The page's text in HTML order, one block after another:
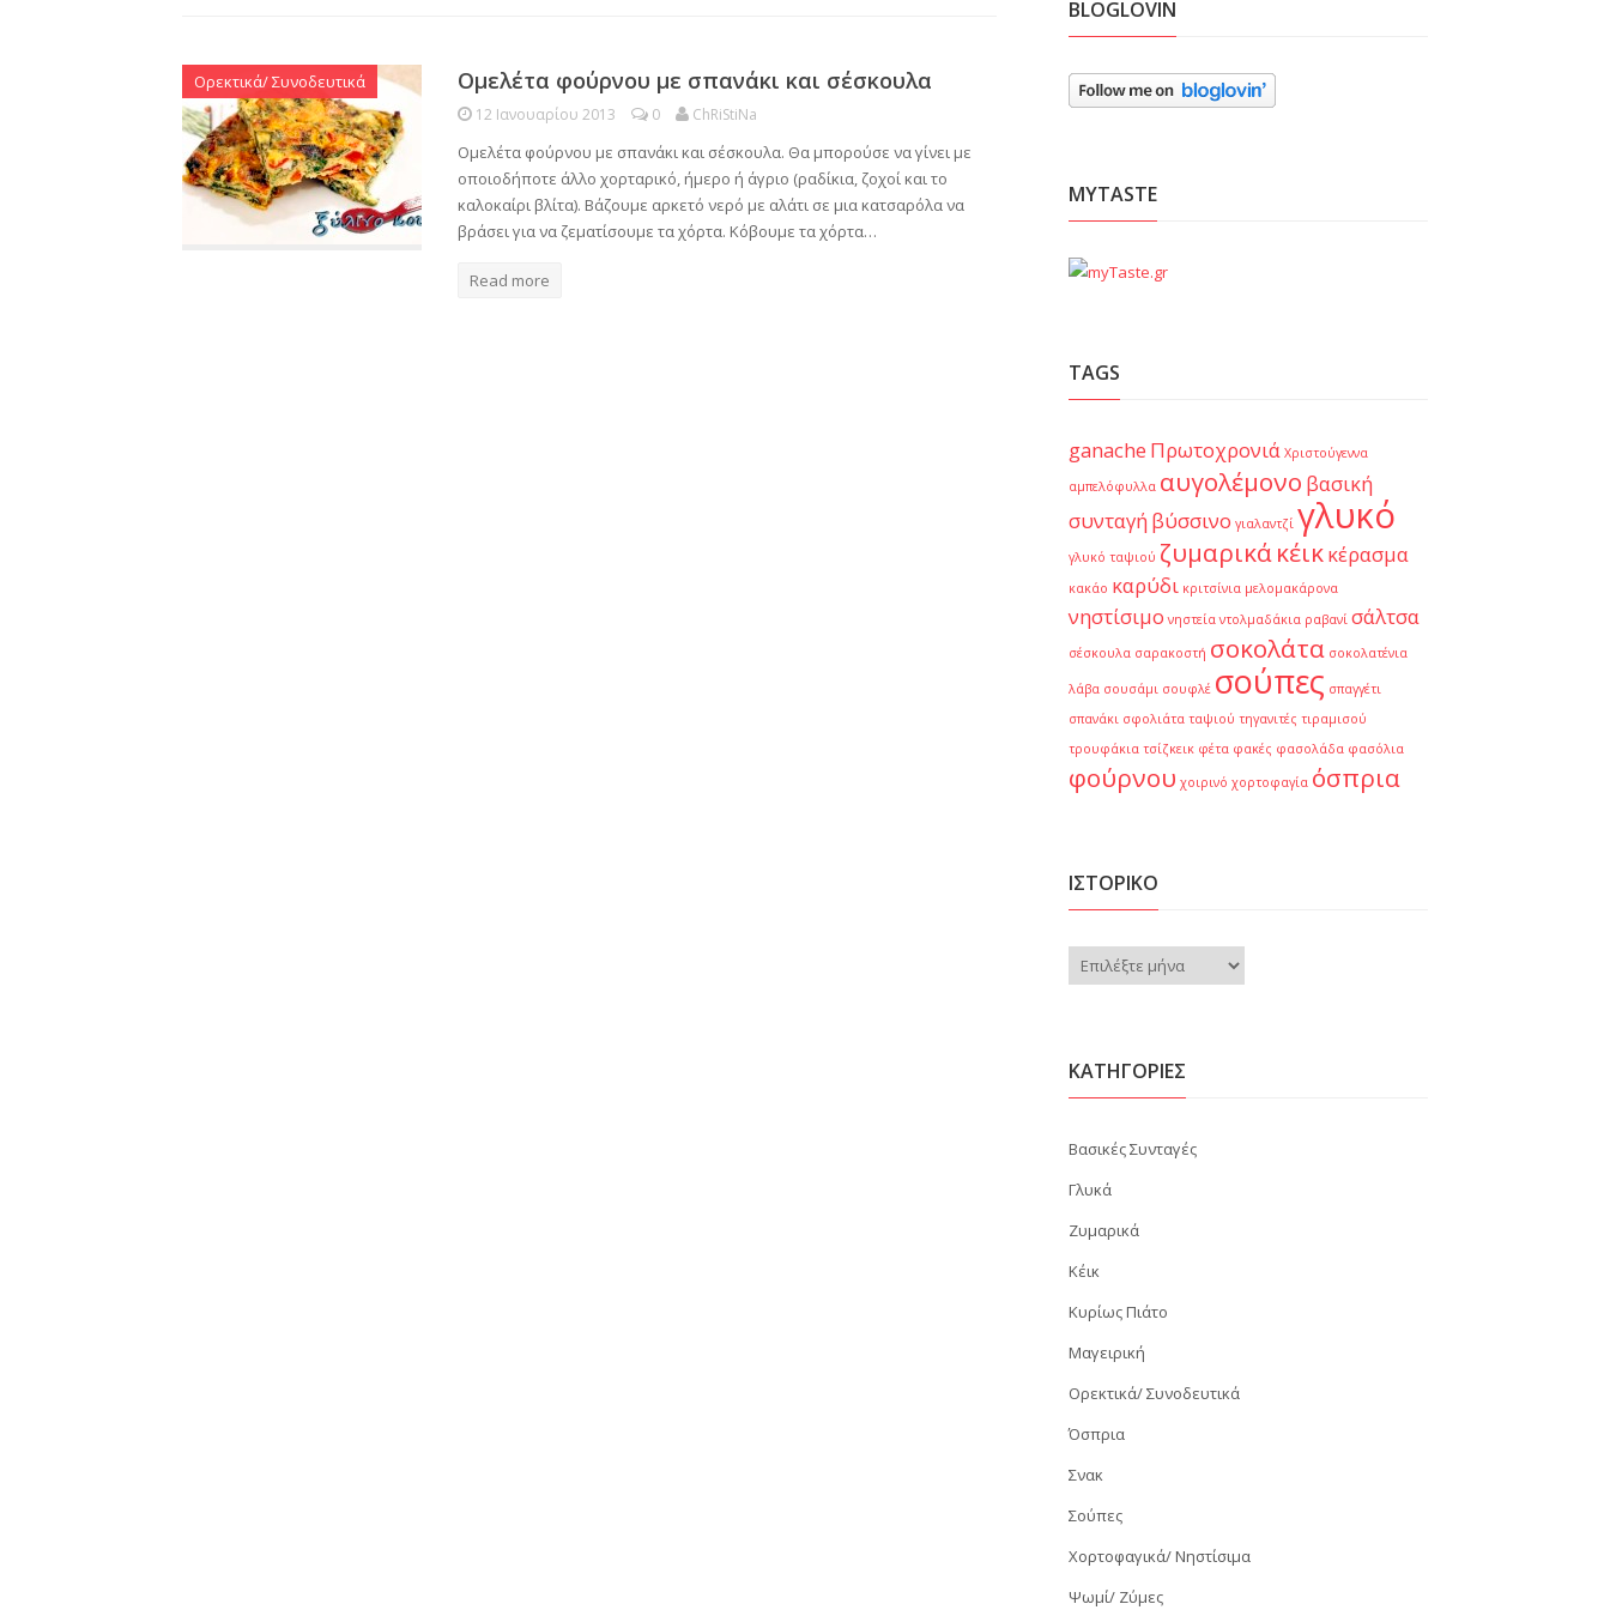
Ορεκτικά/ Συνοδευτικά Ομελέτα φούρνου με σπανάκι και σέσκουλα
12 Ιανουαρίου 2013 0 ChRiStiNa
Ομελέτα φούρνου με σπανάκι και σέσκουλα. Θα μπορούσε να γίνει με
οποιοδήποτε άλλο χορταρικό, ήμερο ή άγριο (ραδίκια, ζοχοί και το
καλοκαίρι βλίτα). Βάζουμε αρκετό νερό με αλάτι σε μια κατσαρόλα να
βράσει για να ζεματίσουμε τα χόρτα. Κόβουμε τα χόρτα…
Read more
BLOGLOVIN
MYTASTE
TAGS
ganache Πρωτοχρονιά Χριστούγεννα
αμπελόφυλλα αυγολέμονο βασική
συνταγή βύσσινο γιαλαντζί γλυκό
γλυκό ταψιού ζυμαρικάκέικκέρασμα
κακάο καρύδι κριτσίνια μελομακάρονα
νηστίσιμο νηστεία ντολμαδάκια ραβανί σάλτσα
σέσκουλα σαρακοστή σοκολάτα σοκολατένια
λάβα σουσάμι σουφλέ σούπες σπαγγέτι
σπανάκι σφολιάτα ταψιού τηγανιτές τιραμισού
τρουφάκια τσίζκεικ φέτα φακές φασολάδα φασόλια
φούρνου χοιρινό χορτοφαγία όσπρια
ΙΣΤΟΡΙΚΌ
Ιστορικό
KΑΤΗΓΟΡΊΕΣ
Βασικές Συνταγές
Γλυκά
Ζυμαρικά
Κέικ
Κυρίως Πιάτο
Μαγειρική
Ορεκτικά/ Συνοδευτικά
Όσπρια
Σνακ
Σούπες
Χορτοφαγικά/ Νηστίσιμα
Ψωμί/ Ζύμες